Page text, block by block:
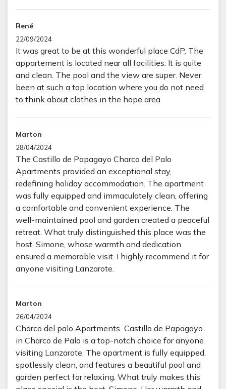
René
22/09/2024
It was great to be at this wonderful place CdP. The
appartement is located near all facilities. It is quite
and clean. The pool and the view are super. Never
been at such a top location where you do not need
to think about clothes in the hope area.
Marton
28/04/2024
The Castillo de Papagayo Charco del Palo
Apartments provided an exceptional stay,
redefining holiday accommodation. The apartment
was fully equipped and immaculately clean, offering
a comfortable and convenient experience. The
well-maintained pool and garden created a peaceful
retreat. What truly distinguished this place was the
host, Simone, whose warmth and dedication
ensured a memorable visit. I highly recommend it for
anyone visiting Lanzarote.
Marton
26/04/2024
Charco del palo Apartments Castillo de Papagayo
in Charco de Palo is a top-notch choice for anyone
visiting Lanzarote. The apartment is fully equipped,
spotlessly clean, and features a beautiful pool and
garden perfect for relaxing. What truly makes this